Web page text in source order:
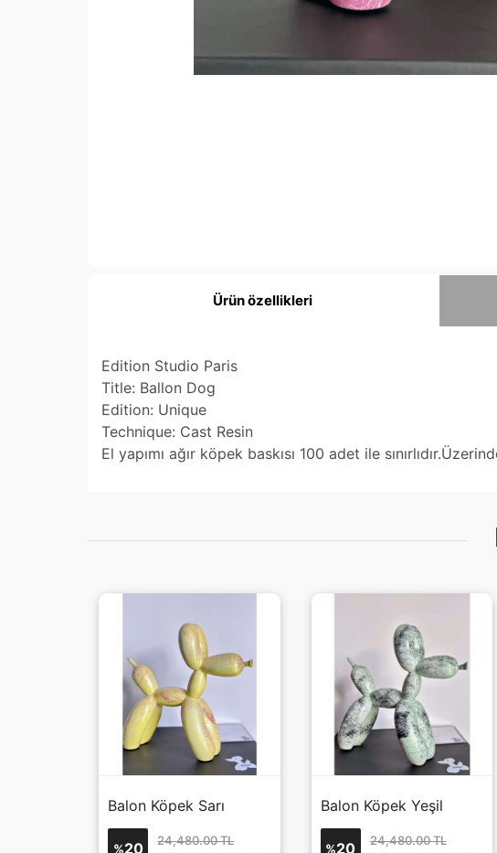
Ürün özellikleri
Edition Studio Paris
Title: Ballon Dog
Edition: Unique
Technique: Cast Resin
El yapımı ağır köpek baskısı 100 adet ile
Balon Köpek Sarı
%20 24,480.00 TL
Balon Köpek Yeşil
%20 24,480.00 TL